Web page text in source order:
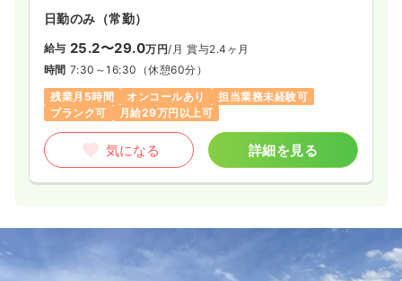
日勤のみ（常勤）
給与 25.2〜29.0万円/月 賞与2.4ヶ月
時間 7:30～16:30 （休憩60分）
残業月5時間
オンコールあり
担当業務未経験可
ブランク可
月給29万円以上可
気になる 詳細を見る